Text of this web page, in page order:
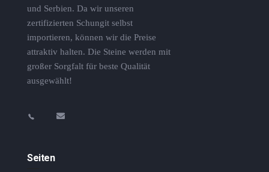
und Serbien. Da wir unseren
zertifizierten Schungit selbst
importieren, können wir die Preise
attraktiv halten. Die Steine ​​werden mit
großer Sorgfalt für beste Qualität
ausgewählt!
Seiten